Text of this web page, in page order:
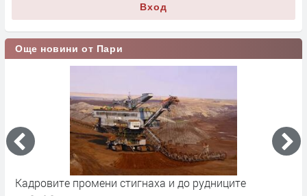
Вход
Още новини от Пари
Кадровите промени стигнаха и до рудниците